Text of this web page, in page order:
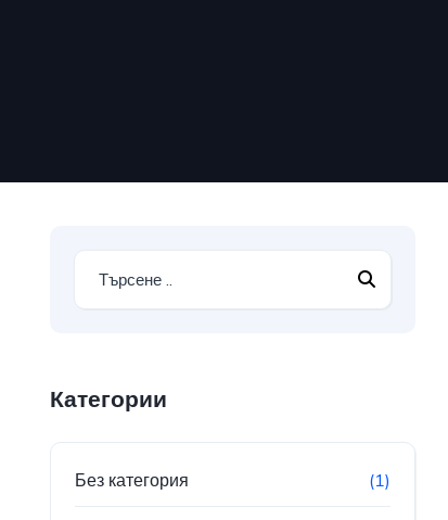
Категории
Без категория (1)